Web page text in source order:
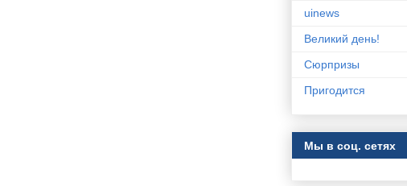
uinews
Великий день!
Сюрпризы
Пригодится
Мы в соц. сетях